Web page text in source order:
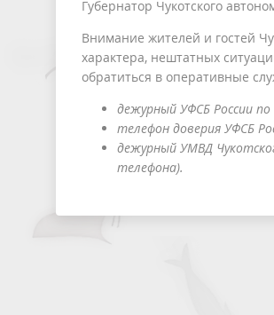
Губернатор Чукотского
Внимание жителей и гостей
характера, нештатных
обратиться в оперативные
дежурный УФСБ России по
телефон доверия УФСБ
дежурный УМВД
телефона).